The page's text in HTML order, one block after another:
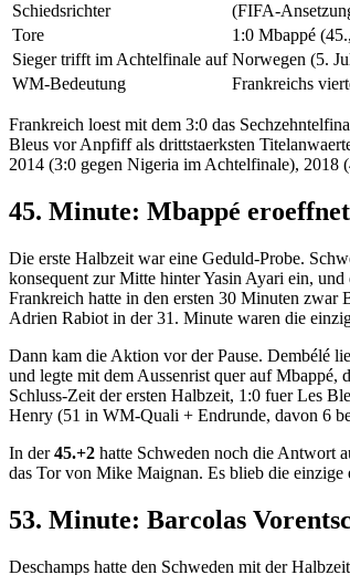
Schiedsrichter
(FIFA-
Tore
1:0 Mbappé
Sieger trifft im Achtelfinale auf Norwegen (5.
WM-Bedeutung
Frankreichs
Frankreich loest mit dem 3:0 das
Bleus vor Anpfiff als drittstaerksten
2014 (3:0 gegen Nigeria im Achtelfinale), 2018
45. Minute: Mbappé
Die erste Halbzeit war eine Geduld-Probe.
konsequent zur Mitte hinter Yasin Ayari ein,
Frankreich hatte in den ersten 30 Minuten zwar
Adrien Rabiot in der 31. Minute waren die
Dann kam die Aktion vor der Pause. Dembélé
und legte mit dem Aussenrist quer auf Mbappé,
Schluss-Zeit der ersten Halbzeit, 1:0 fuer Les
Henry (51 in WM-Quali + Endrunde, davon 6
In der45.+2 hatte Schweden noch die Antwort
das Tor von Mike Maignan. Es blieb die einzige
53. Minute: Barcolas
Deschamps hatte den Schweden mit der